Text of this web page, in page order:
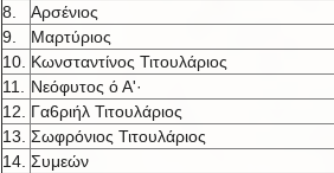
8.
Αρσένιος
9.
Μαρτύριος
10. Κωνσταντίνος Τιτουλάριος
11.
Νεόφυτος ό Α'·
12.
Γα6ριήλ Τιτουλάριος
13. Σωφρόνιος Τιτουλάριος
14. Συμεών